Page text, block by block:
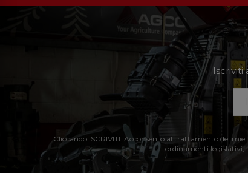
Cliccando ISCRIVITI: Acconsento al trattamento dei
ordinamenti legislativi,